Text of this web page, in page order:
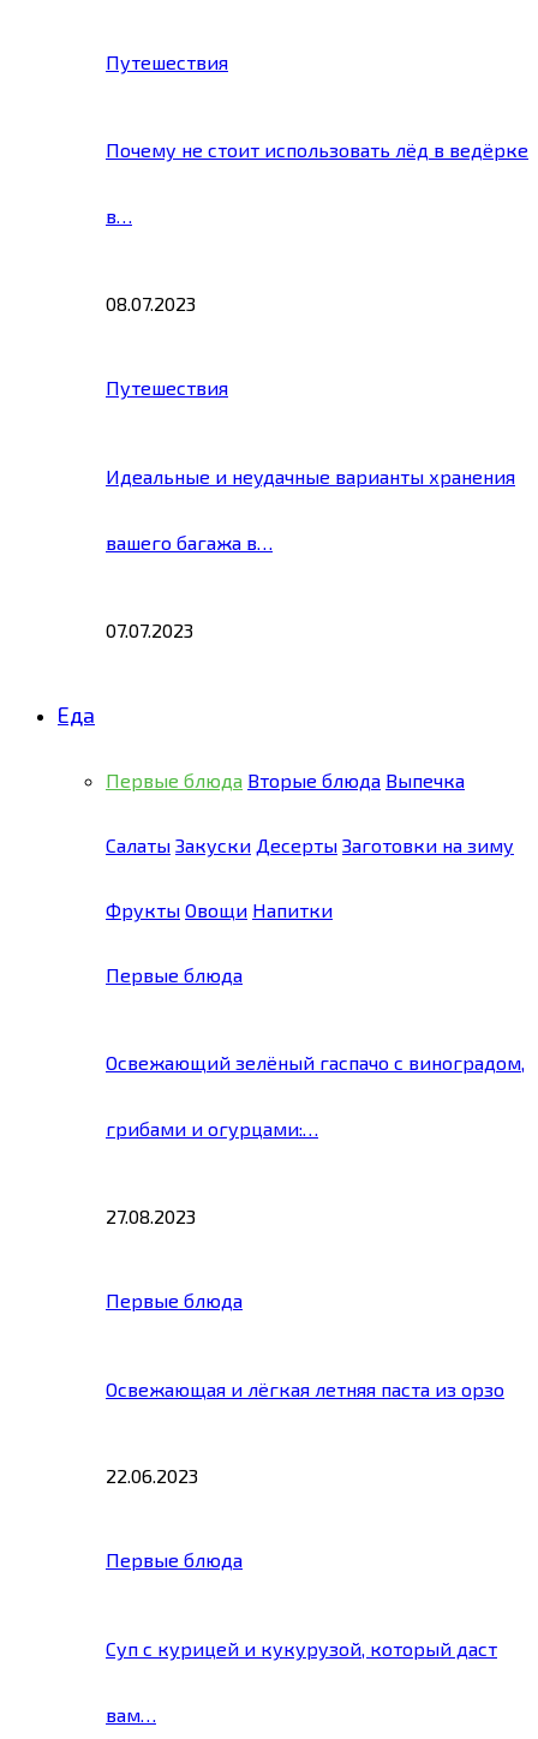
Путешествия
Почему не стоит использовать лёд в ведёрке
в…
08.07.2023
Путешествия
Идеальные и неудачные варианты хранения
вашего багажа в…
07.07.2023
Еда
Первые блюда Вторые блюда Выпечка
Салаты Закуски Десерты Заготовки на зиму
Фрукты Овощи Напитки
Первые блюда
Освежающий зелёный гаспачо с виноградом,
грибами и огурцами:…
27.08.2023
Первые блюда
Освежающая и лёгкая летняя паста из орзо
22.06.2023
Первые блюда
Суп с курицей и кукурузой, который даст
вам…